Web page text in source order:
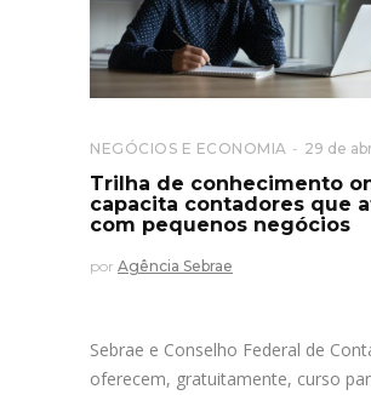
NEGÓCIOS E ECONOMIA 29 de
Trilha de conhecimento
capacita contadores que
com pequenos negócios
por Agência Sebrae
Sebrae e Conselho Federal de
oferecem, gratuitamente, curso